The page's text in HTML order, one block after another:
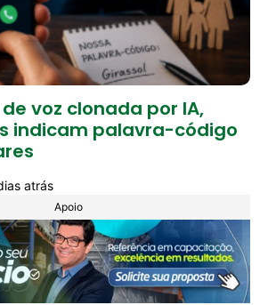
voz clonada por IA,
indicam palavra-código
atrás
Apoio